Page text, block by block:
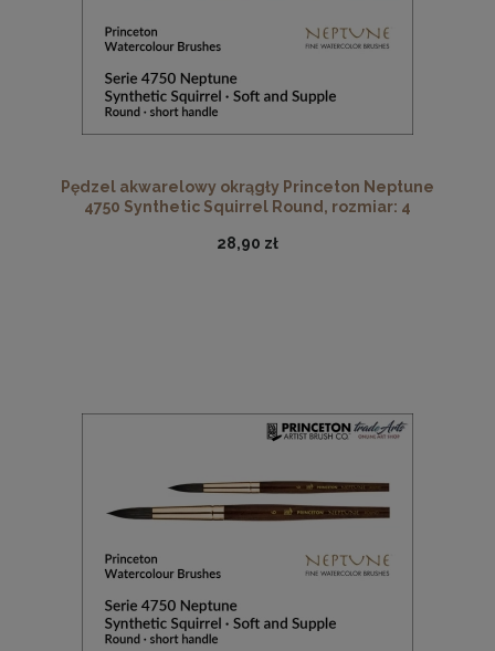
Pędzel akwarelowy okrągły Princeton Neptune
4750 Synthetic Squirrel Round, rozmiar: 4
28,90 zł